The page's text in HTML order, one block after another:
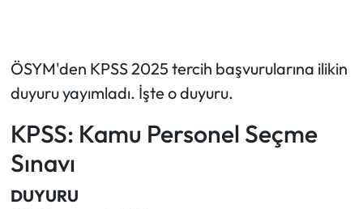
ÖSYM'den KPSS 2025 tercih başvurularına ilikin
duyuru yayımladı. İşte o duyuru.
KPSS: Kamu Personel Seçme
Sınavı
DUYURU